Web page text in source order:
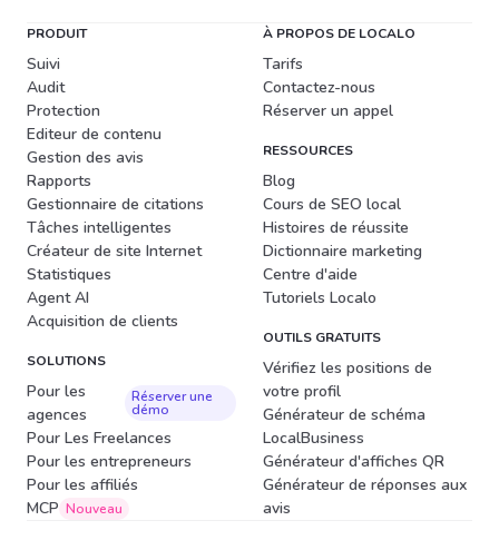
PRODUIT
Suivi
Audit
Protection
Editeur de contenu
Gestion des avis
Rapports
Gestionnaire de citations
Tâches intelligentes
Créateur de site Internet
Statistiques
Agent AI
Acquisition de clients
SOLUTIONS
Pour les
agences
Réserver une
démo
Pour Les Freelances
Pour les entrepreneurs
Pour les affiliés
MCP Nouveau
À PROPOS DE LOCALO
Tarifs
Contactez-nous
Réserver un appel
RESSOURCES
Blog
Cours de SEO local
Histoires de réussite
Dictionnaire marketing
Centre d'aide
Tutoriels Localo
OUTILS GRATUITS
Vérifiez les positions de
votre profil
Générateur de schéma
LocalBusiness
Générateur d'affiches QR
Générateur de réponses aux
avis